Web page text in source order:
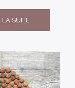
LA SUITE